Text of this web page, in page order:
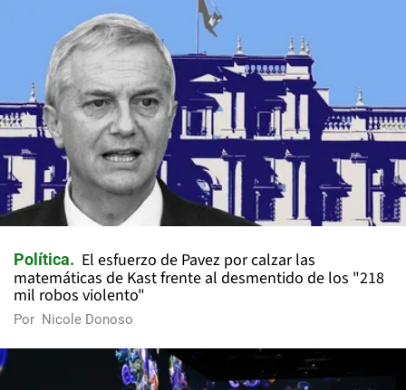
Política
El esfuerzo de Pavez por calzar las
matemáticas de Kast frente al desmentido de los "218
mil robos violento"
Por Nicole Donoso